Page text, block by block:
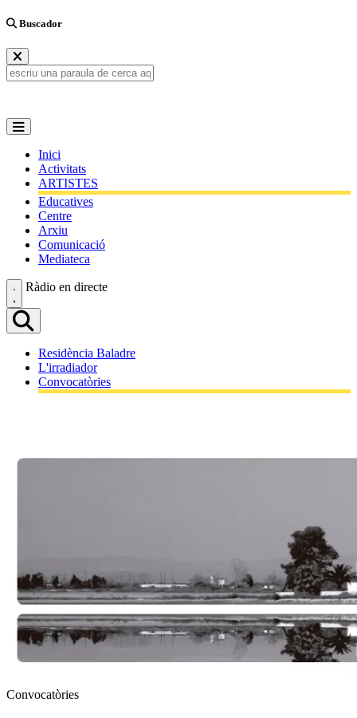
Buscador
Inici
Activitats
ARTISTES
Educatives
Centre
Arxiu
Comunicació
Mediateca
Ràdio en directe
Residència Baladre
L'irradiador
Convocatòries
Convocatòries